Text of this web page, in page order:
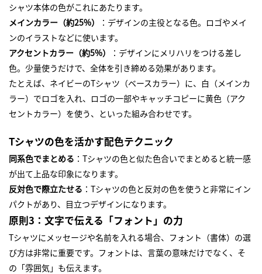
シャツ本体の色がこれにあたります。
メインカラー（約25%）
：デザインの主役となる色。ロゴやメイ
ンのイラストなどに使います。
アクセントカラー（約5%）
：デザインにメリハリをつける差し
色。少量使うだけで、全体を引き締める効果があります。
たとえば、ネイビーのTシャツ（ベースカラー）に、白（メインカ
ラー）でロゴを入れ、ロゴの一部やキャッチコピーに黄色（アク
セントカラー）を使う、といった組み合わせです。
Tシャツの色を活かす配色テクニック
同系色でまとめる ：Tシャツの色と似た色合いでまとめると統一感
が出て上品な印象になります。
反対色で際立たせる ：Tシャツの色と反対の色を使うと非常にイン
パクトがあり、目立つデザインになります。
原則3：文字で伝える「フォント」の力
Tシャツにメッセージや名前を入れる場合、フォント（書体）の選
び方は非常に重要です。フォントは、言葉の意味だけでなく、そ
の「雰囲気」も伝えます。